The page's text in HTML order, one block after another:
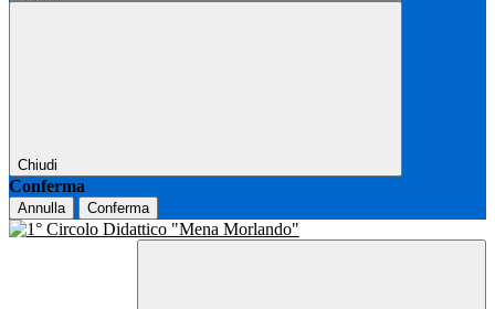
Chiudi
Conferma
Annulla Conferma